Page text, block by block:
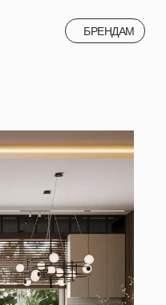
БРЕНДАМ